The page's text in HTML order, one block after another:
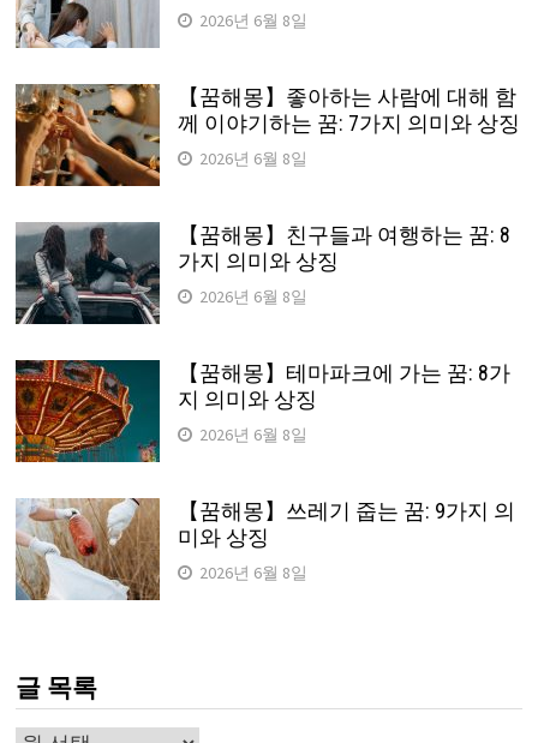
2026년 6월 8일
【꿈해몽】좋아하는 사람에 대해 함
께 이야기하는 꿈: 7가지 의미와 상징
2026년 6월 8일
【꿈해몽】친구들과 여행하는 꿈: 8
가지 의미와 상징
2026년 6월 8일
【꿈해몽】테마파크에 가는 꿈: 8가
지 의미와 상징
2026년 6월 8일
【꿈해몽】쓰레기 줍는 꿈: 9가지 의
미와 상징
2026년 6월 8일
글 목록